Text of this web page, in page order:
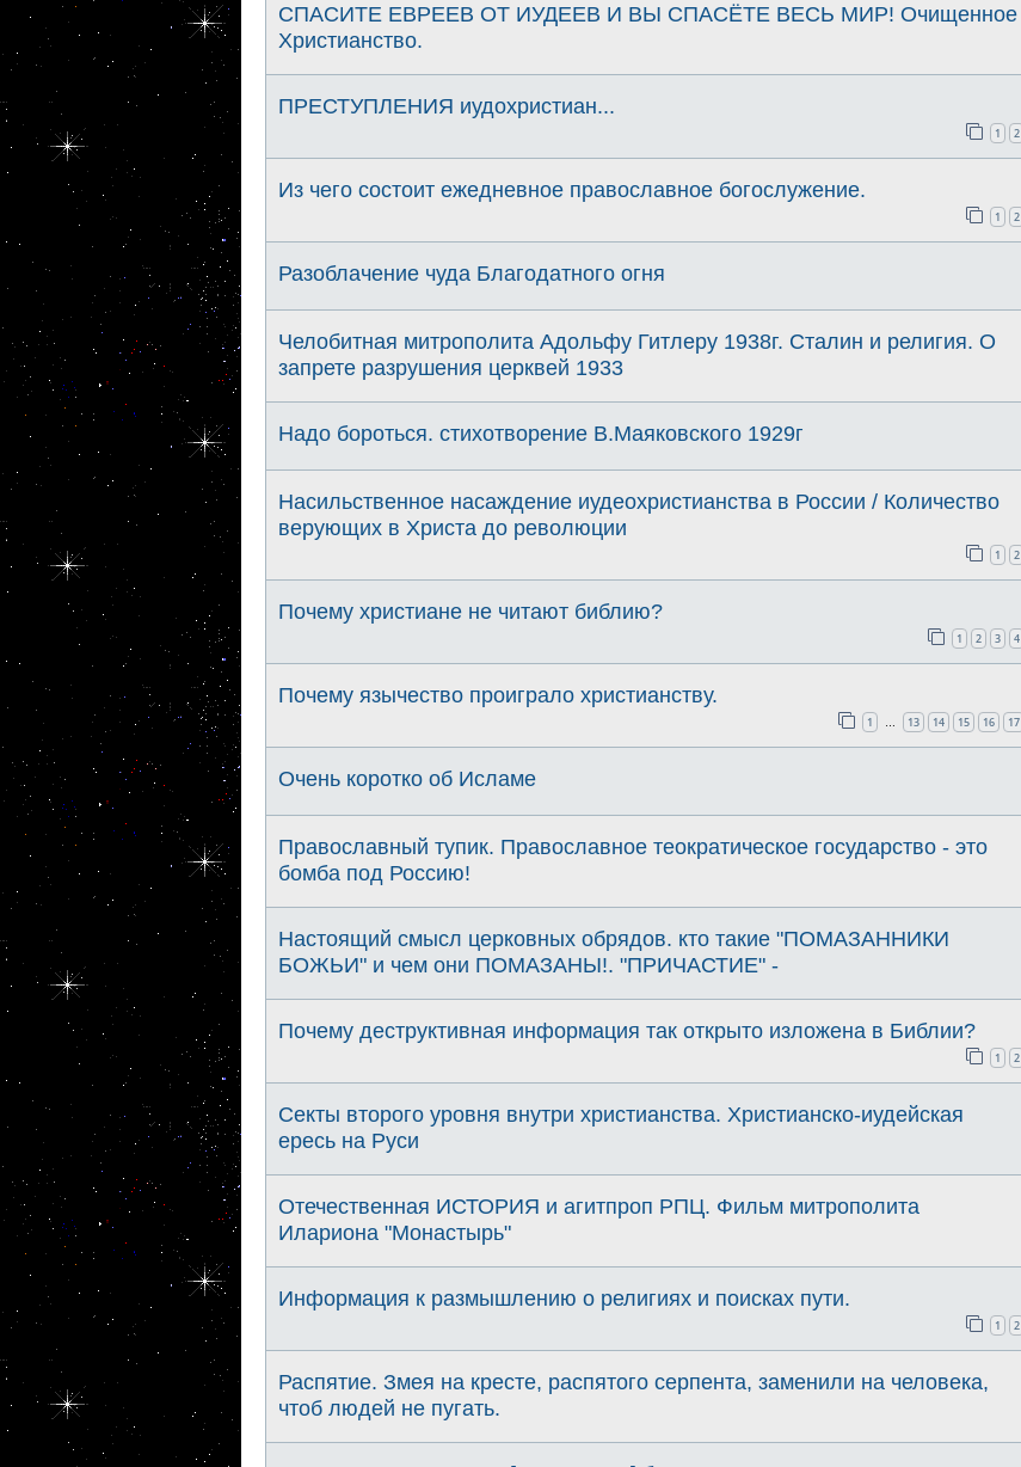
СПАСИТЕ ЕВРЕЕВ ОТ ИУДЕЕВ И ВЫ СПАСЁТЕ ВЕСЬ МИР! Очищенное
Христианство.
ПРЕСТУПЛЕНИЯ иудохристиан...
1 2
Из чего состоит ежедневное православное богослужение.
1 2
Разоблачение чуда Благодатного огня
Челобитная митрополита Адольфу Гитлеру 1938г. Сталин и религия. О
запрете разрушения церквей 1933
Надо бороться. стихотворение В.Маяковского 1929г
Насильственное насаждение иудеохристианства в России / Количество
верующих в Христа до революции
1 2
Почему христиане не читают библию?
1 2 3 4
Почему язычество проиграло христианству.
1 … 13 14 15 16 17
Очень коротко об Исламе
Православный тупик. Православное теократическое государство - это
бомба под Россию!
Настоящий смысл церковных обрядов. кто такие "ПОМАЗАННИКИ
БОЖЬИ" и чем они ПОМАЗАНЫ!. "ПРИЧАСТИЕ" -
Почему деструктивная информация так открыто изложена в Библии?
1 2
Секты второго уровня внутри христианства. Христианско-иудейская
ересь на Руси
Отечественная ИСТОРИЯ и агитпроп РПЦ. Фильм митрополита
Илариона "Монастырь"
Информация к размышлению о религиях и поисках пути.
1 2
Распятие. Змея на кресте, распятого серпента, заменили на человека,
чтоб людей не пугать.